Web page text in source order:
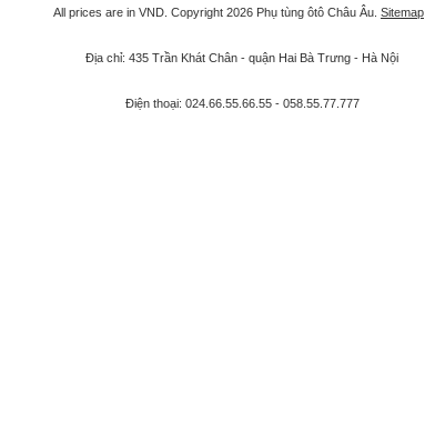
All prices are in VND . Copyright 2026 Phụ tùng ôtô Châu Âu. Sitemap
Địa chỉ: 435 Trần Khát Chân - quận Hai Bà Trưng - Hà Nội
Điện thoại: 024.66.55.66.55 - 058.55.77.777